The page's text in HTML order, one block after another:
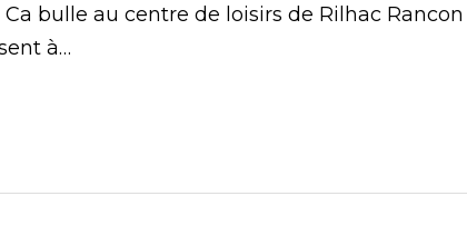
bulle au centre de loisirs de Rilhac Rancon
à…